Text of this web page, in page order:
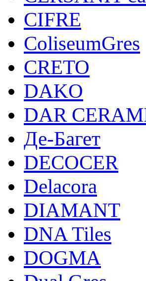
CIFRE
ColiseumGres
CRETO
DAKO
DAR
Де-Багет
DECOCER
Delacora
DIAMANT
DNA Tiles
DOGMA